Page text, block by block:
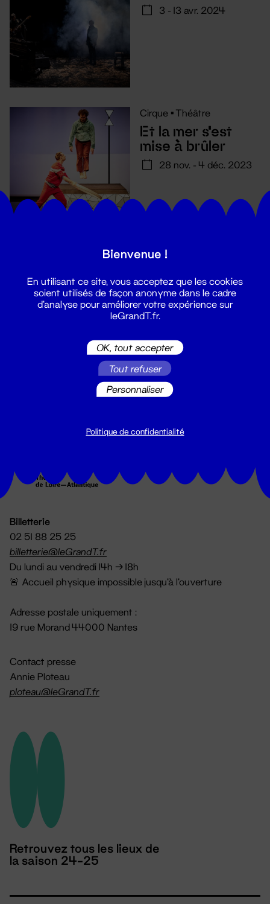
3 - 13 avr. 2024
Cirque • Théâtre
Et la mer s'est
mise à brûler
28 nov. - 4 déc. 2023
Suivez toutes les actualités du
Billetterie
02 51 88 25 25
billetterie@leGrandT.fr
Du lundi au vendredi 14h → 18h
🚨 Accueil physique impossible jusqu'à l'ouverture
Adresse postale uniquement :
19 rue Morand 44000 Nantes
Contact presse
Annie Ploteau
ploteau@leGrandT.fr
Retrouvez tous les lieux de
la saison 24-25
Bienvenue !
En utilisant ce site, vous acceptez que les cookies
soient utilisés de façon anonyme dans le cadre
d'analyse pour améliorer votre expérience sur
leGrandT.fr.
OK, tout accepter
Tout refuser
Personnaliser
Politique de confidentialité